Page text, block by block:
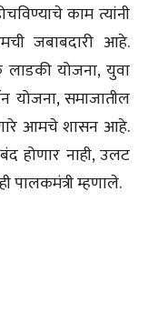
काम त्यांनी
जबाबदारी आहे.
लाडकी योजना, युवा
योजना, समाजातील
आमचे शासन आहे.
होणार नाही, उलट
पालकमंत्री म्हणाले.